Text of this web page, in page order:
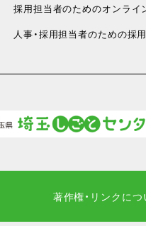
採用担当者のためのオンライ
人事・採用担当者のための採
著作権・リンクにつ